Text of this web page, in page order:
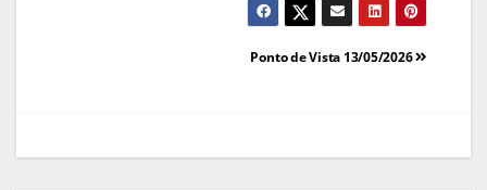
Ponto de Vista 13/05/2026